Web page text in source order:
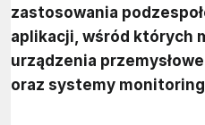
zastosowania
aplikacji, wśród których
urządzenia
oraz systemy